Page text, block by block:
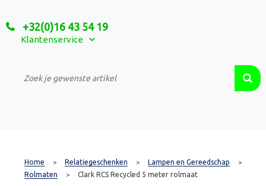
+32(0)16 43 54 19
Klantenservice
Relatiegeschenken
Custom Made Projecten
Home > Relatiegeschenken > Lampen en Gereedschap >
Rolmaten > Clark RCS Recycled 5 meter rolmaat